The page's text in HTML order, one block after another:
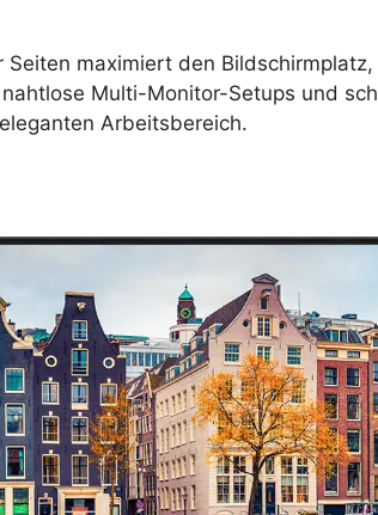
Seiten maximiert den
Multi-Monitor-Setups und
eleganten Arbeitsbereich.